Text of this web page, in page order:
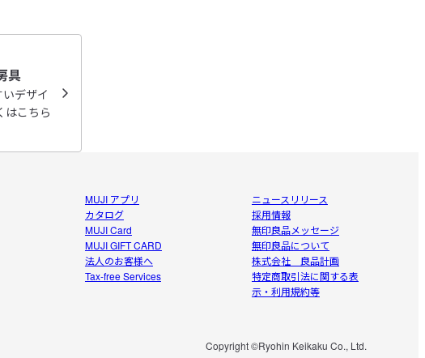
具
デザイ
はこちら
MUJI アプリ
カタログ
MUJI Card
MUJI GIFT CARD
法人のお客様へ
Tax-free Services
ニュースリリース
採用情報
無印良品メッセージ
無印良品について
株式会社 良品計画
特定商取引法に関する表
示・利用規約等
Copyright ©Ryohin Keikaku Co., Ltd.